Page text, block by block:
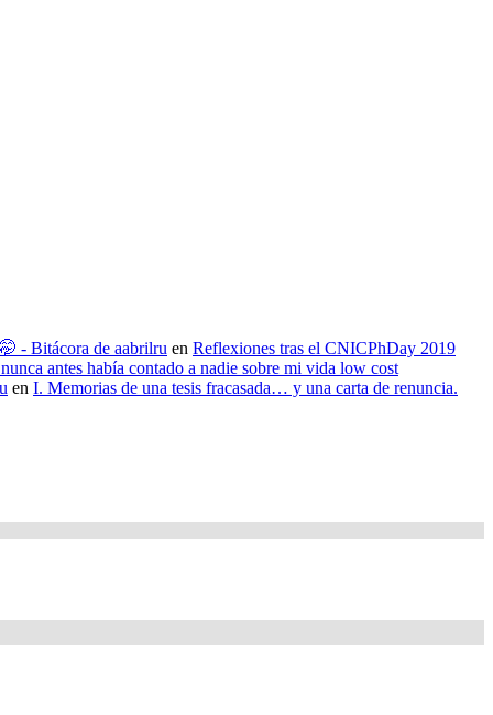
- Bitácora de aabrilru en Reflexiones tras el CNICPhDay 2019
antes había contado a nadie sobre mi vida low cost
en I. Memorias de una tesis fracasada… y una carta de renuncia.